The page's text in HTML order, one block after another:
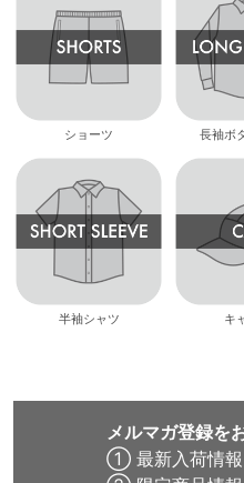
ショーツ 長袖ボ
半袖シャツ キ
メルマガ登録を
① 最新入荷情報